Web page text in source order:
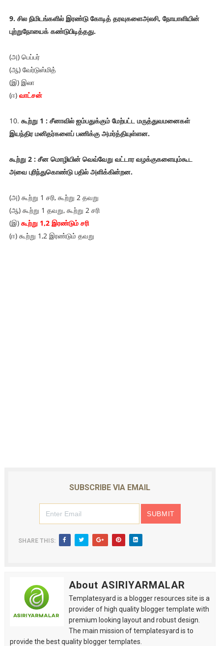
9. சில நிமிடங்களில் இரண்டு கோடித் தரவுகளைஅலசி, நோயாளியின்
புற்றுநோயைக் கண்டுபிடித்தது.
(அ) பெப்பர்
(ஆ) வேர்டுஸ்மித்
(இ) இலா
(ஈ) வாட்சன்
10. கூற்று 1 : சீனாவில் ஐம்பதுக்கும் மேற்பட்ட மருத்துவமனைகள்
இயந்திர மனிதர்களைப் பணிக்கு அமர்த்தியுள்ளன.
கூற்று 2 : சீன மொழியின் வெவ்வேறு வட்டார வழக்குகளையும்கூட
அவை புரிந்துகொண்டு பதில் அளிக்கின்றன.
(அ) கூற்று 1 சரி, கூற்று 2 தவறு
(ஆ) கூற்று 1 தவறு, கூற்று 2 சரி
(இ) கூற்று 1,2 இரண்டும் சரி
(ஈ) கூற்று 1,2 இரண்டும் தவறு
SUBSCRIBE VIA EMAIL
SHARE THIS:
About ASIRIYARMALAR
Templatesyard is a blogger resources site is a
provider of high quality blogger template with
premium looking layout and robust design.
The main mission of templatesyard is to
provide the best quality blogger templates.